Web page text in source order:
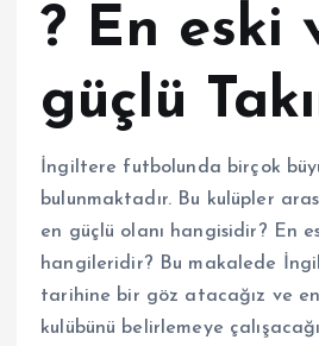
? En eski
güçlü
İngiltere futbolunda birçok
bulunmaktadır. Bu kulüpler
en güçlü olanı hangisidir? En
hangileridir? Bu makalede
tarihine bir göz atacağız ve
kulübünü belirlemeye